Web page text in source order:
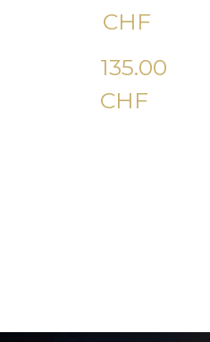
CHF
135.00
CHF